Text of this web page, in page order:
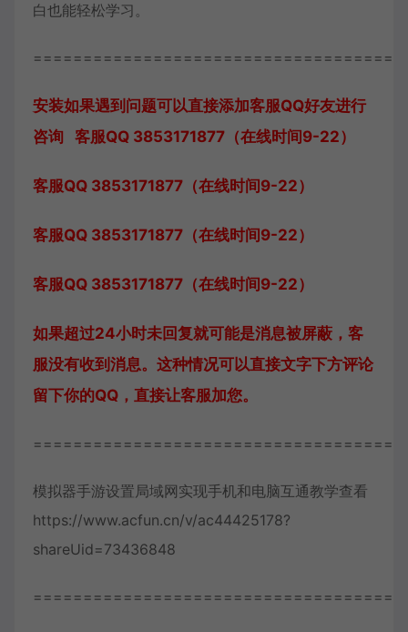
白也能轻松学习。
安装如果遇到问题可以直接添加客服QQ好友进行
咨询 客服QQ 3853171877（在线时间9-22）
客服QQ 3853171877（在线时间9-22）
客服QQ 3853171877（在线时间9-22）
客服QQ 3853171877（在线时间9-22）
如果超过24小时未回复就可能是消息被屏蔽，客
服没有收到消息。这种情况可以直接文字下方评论
留下你的QQ，直接让客服加您。
模拟器手游设置局域网实现手机和电脑互通教学查看
https://www.acfun.cn/v/ac44425178?
shareUid=73436848